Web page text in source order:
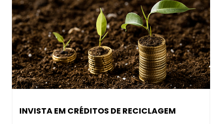
INVISTA EM CRÉDITOS DE RECICLAGEM